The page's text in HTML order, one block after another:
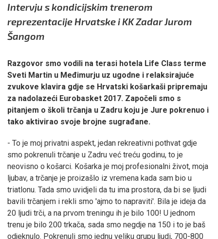
Intervju s kondicijskim trenerom
reprezentacije Hrvatske i KK Zadar Jurom
Šangom
Razgovor smo vodili na terasi hotela Life Class terme
Sveti Martin u Međimurju uz ugodne i relaksirajuće
zvukove klavira gdje se Hrvatski košarkaši pripremaju
za nadolazeći Eurobasket 2017. Započeli smo s
pitanjem o školi trčanja u Zadru koju je Jure pokrenuo i
tako aktivirao svoje brojne sugrađane.
- To je moj privatni aspekt, jedan rekreativni pothvat gdje
smo pokrenuli trčanje u Zadru već treću godinu, to je
neovisno o košarci. Košarka je moj profesionalni život, moja
ljubav, a trčanje je proizašlo iz vremena kada sam bio u
triatlonu. Tada smo uvidjeli da tu ima prostora, da bi se ljudi
bavili trčanjem i rekli smo 'ajmo to napraviti'. Bila je ideja da
20 ljudi trči, a na prvom treningu ih je bilo 100! U jednom
trenu je bilo 200 trkača, sada smo negdje na 150 i to je baš
odjeknulo. Pokrenuli smo jednu veliku grupu ljudi, 700-800